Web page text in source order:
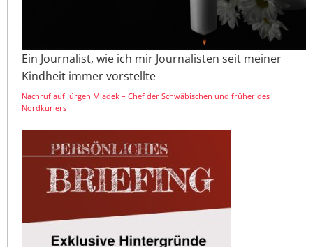
Ein Journalist, wie ich mir Journalisten seit meiner
Kindheit immer vorstellte
Nachruf auf Jürgen Mladek – Chef der Schwäbischen und früher des
Nordkuriers